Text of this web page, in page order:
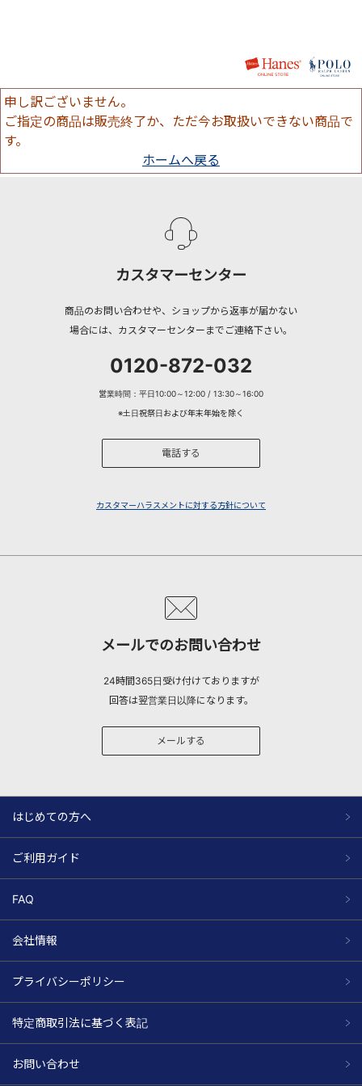
申し訳ございません。
ご指定の商品は販売終了か、ただ今お取扱いできない商品で
す。
ホームへ戻る
カスタマーセンター
商品のお問い合わせや、ショップから返事が届かない
場合には、カスタマーセンターまでご連絡下さい。
0120-872-032
営業時間：平日10:00～12:00 / 13:30～16:00
※土日祝祭日および年末年始を除く
電話する
カスタマーハラスメントに対する方針について
メールでのお問い合わせ
24時間365日受け付けておりますが
回答は翌営業日以降になります。
メールする
はじめての方へ
ご利用ガイド
FAQ
会社情報
プライバシーポリシー
特定商取引法に基づく表記
お問い合わせ